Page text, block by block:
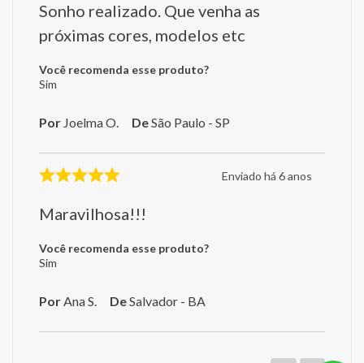
Sonho realizado. Que venha as
próximas cores, modelos etc
Você recomenda esse produto?
Sim
Por Joelma O. DeSão Paulo - SP
Enviado há 6 anos
Maravilhosa!!!
Você recomenda esse produto?
Sim
PorAna S. DeSalvador - BA